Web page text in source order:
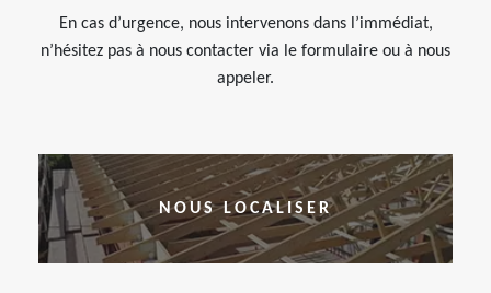
En cas d’urgence, nous intervenons dans l’immédiat,
n’hésitez pas à nous contacter via le formulaire ou à nous
appeler.
NOUS LOCALISER